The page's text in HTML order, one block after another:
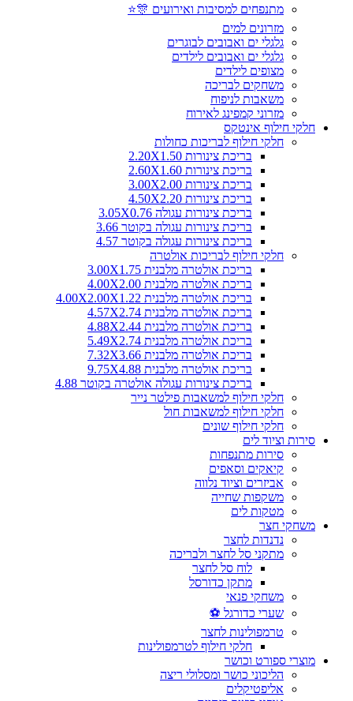
מתנפחים למסיבות ואירועים 🎊⭐
מזרונים למים
גלגלי ים ואבובים לבוגרים
גלגלי ים ואבובים לילדים
מצופים לילדים
משחקים לבריכה
משאבות לניפוח
מזרוני קמפינג לאירוח
חלקי חילוף אינטקס
חלקי חילוף לבריכות כחולות
בריכת צינורות 2.20X1.50
בריכת צינורות 2.60X1.60
בריכת צינורות 3.00X2.00
בריכת צינורות 4.50X2.20
בריכת צינורות עגולה 3.05X0.76
בריכת צינורות עגולה בקוטר 3.66
בריכת צינורות עגולה בקוטר 4.57
חלקי חילוף לבריכות אולטרה
בריכת אולטרה מלבנית 3.00X1.75
בריכת אולטרה מלבנית 4.00X2.00
בריכת אולטרה מלבנית 4.00X2.00X1.22
בריכת אולטרה מלבנית 4.57X2.74
בריכת אולטרה מלבנית 4.88X2.44
בריכת אולטרה מלבנית 5.49X2.74
בריכת אולטרה מלבנית 7.32X3.66
בריכת אולטרה מלבנית 9.75X4.88
בריכת צינורות עגולה אולטרה בקוטר 4.88
חלקי חילוף למשאבות פילטר נייר
חלקי חילוף למשאבות חול
חלקי חילוף שונים
סירות וציוד לים
סירות מתנפחות
קיאקים וסאפים
אביזרים וציוד נלווה
משקפות שחייה
מטקות לים
משחקי חצר
נדנדות לחצר
מתקני סל לחצר ולבריכה
לוח סל לחצר
מתקן כדורסל
משחקי פנאי
שערי כדורגל ⚽
טרמפולינות לחצר
חלקי חילוף לטרמפולינות
מוצרי ספורט וכושר
הליכוני כושר ומסלולי ריצה
אליפטיקלים